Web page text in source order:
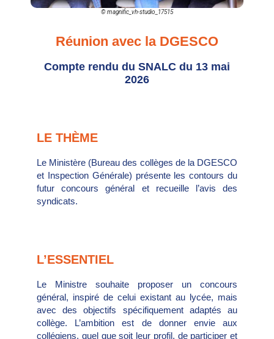
© magnific_vh-studio_17515
Réunion avec la DGESCO
Compte rendu du SNALC du 13 mai
2026
LE THÈME
Le Ministère (Bureau des collèges de la DGESCO
et Inspection Générale) présente les contours du
futur concours général et recueille l’avis des
syndicats.
L’ESSENTIEL
Le Ministre souhaite proposer un concours
général, inspiré de celui existant au lycée, mais
avec des objectifs spécifiquement adaptés au
collège. L’ambition est de donner envie aux
collégiens, quel que soit leur profil, de participer et